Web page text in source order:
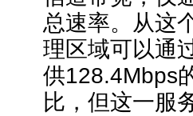
总速率。从这
理区域可以通
供128.4Mbps
比，但这一服